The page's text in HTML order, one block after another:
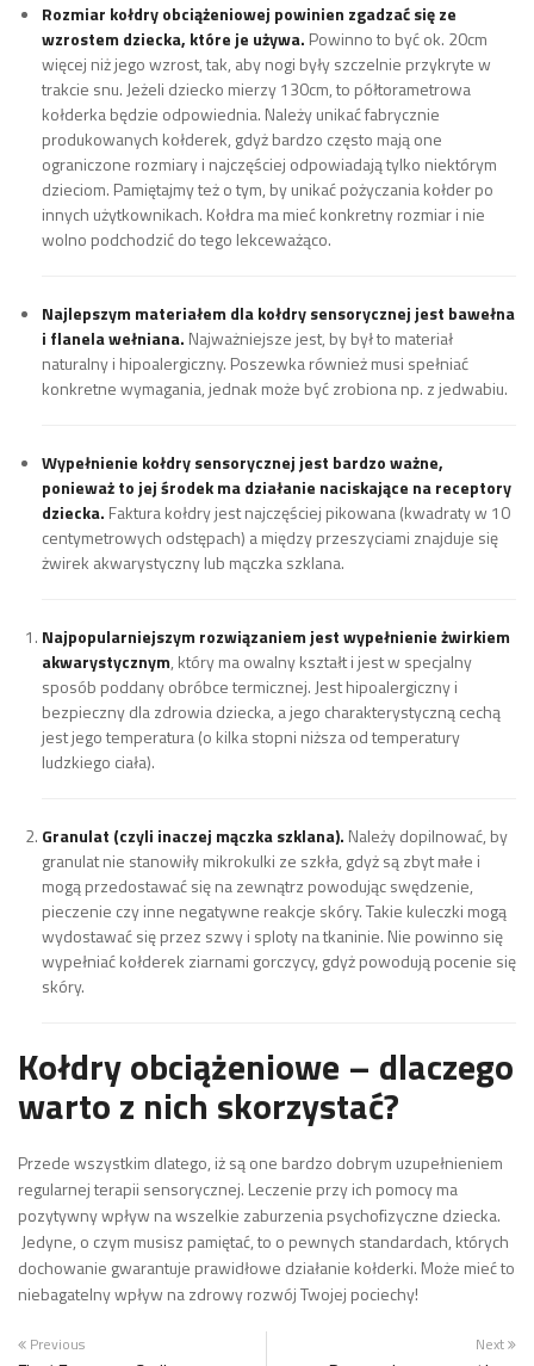
Rozmiar kołdry obciążeniowej powinien zgadzać się ze
wzrostem dziecka, które je używa. Powinno to być ok. 20cm
więcej niż jego wzrost, tak, aby nogi były szczelnie przykryte w
trakcie snu. Jeżeli dziecko mierzy 130cm, to półtorametrowa
kołderka będzie odpowiednia. Należy unikać fabrycznie
produkowanych kołderek, gdyż bardzo często mają one
ograniczone rozmiary i najczęściej odpowiadają tylko niektórym
dzieciom. Pamiętajmy też o tym, by unikać pożyczania kołder po
innych użytkownikach. Kołdra ma mieć konkretny rozmiar i nie
wolno podchodzić do tego lekceważąco.
Najlepszym materiałem dla kołdry sensorycznej jest bawełna
i flanela wełniana. Najważniejsze jest, by był to materiał
naturalny i hipoalergiczny. Poszewka również musi spełniać
konkretne wymagania, jednak może być zrobiona np. z jedwabiu.
Wypełnienie kołdry sensorycznej jest bardzo ważne,
ponieważ to jej środek ma działanie naciskające na receptory
dziecka. Faktura kołdry jest najczęściej pikowana (kwadraty w 10
centymetrowych odstępach) a między przeszyciami znajduje się
żwirek akwarystyczny lub mączka szklana.
Najpopularniejszym rozwiązaniem jest wypełnienie żwirkiem
akwarystycznym, który ma owalny kształt i jest w specjalny
sposób poddany obróbce termicznej. Jest hipoalergiczny i
bezpieczny dla zdrowia dziecka, a jego charakterystyczną cechą
jest jego temperatura (o kilka stopni niższa od temperatury
ludzkiego ciała).
Granulat (czyli inaczej mączka szklana). Należy dopilnować, by
granulat nie stanowiły mikrokulki ze szkła, gdyż są zbyt małe i
mogą przedostawać się na zewnątrz powodując swędzenie,
pieczenie czy inne negatywne reakcje skóry. Takie kuleczki mogą
wydostawać się przez szwy i sploty na tkaninie. Nie powinno się
wypełniać kołderek ziarnami gorczycy, gdyż powodują pocenie się
skóry.
Kołdry obciążeniowe – dlaczego
warto z nich skorzystać?
Przede wszystkim dlatego, iż są one bardzo dobrym uzupełnieniem
regularnej terapii sensorycznej. Leczenie przy ich pomocy ma
pozytywny wpływ na wszelkie zaburzenia psychofizyczne dziecka.
Jedyne, o czym musisz pamiętać, to o pewnych standardach, których
dochowanie gwarantuje prawidłowe działanie kołderki. Może mieć to
niebagatelny wpływ na zdrowy rozwój Twojej pociechy!
Previous Next